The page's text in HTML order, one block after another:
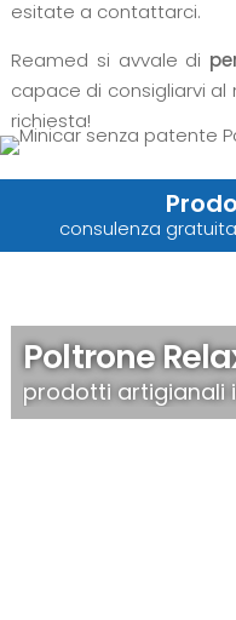
esitate a contattarci.
Reamed si avvale di
capace di consigliarvi
richiesta!
consulenza
Poltrone
prodotti artigianali